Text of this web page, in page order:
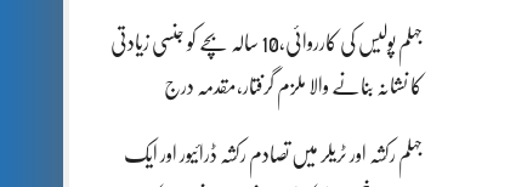
جہلم پولیس کی کارروائی،10 سالہ بچے کو جنسی زیادتی
کا نشانہ بنانے والا ملزم گرفتار،مقدمہ درج
جہلم رکشہ اور ٹریلر میں تصادم رکشہ ڈرائیور اور ایک